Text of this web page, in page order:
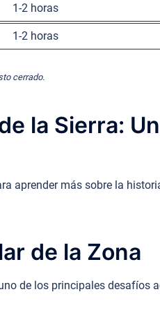
1-2 horas
1-2 horas
cerrado.
la Sierra:
aprender más sobre la
de la Zona
de los principales desafíos